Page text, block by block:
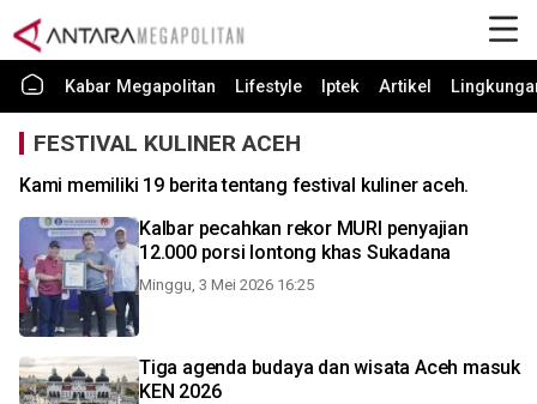
Kabar Megapolitan Lifestyle Iptek Artikel
FESTIVAL KULINER ACEH
Kami memiliki 19 berita tentang festival kuliner aceh.
Kalbar pecahkan rekor MURI penyajian
12.000 porsi lontong khas Sukadana
Minggu, 3 Mei 2026 16:25
Tiga agenda budaya dan wisata Aceh masuk
KEN 2026